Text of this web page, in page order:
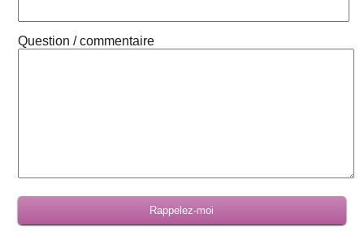
Question / commentaire